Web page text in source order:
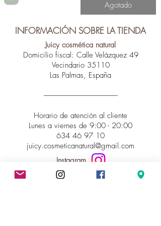
Agotado
INFORMACIÓN SOBRE LA TIENDA
Juicy cosmética natural
Domicilio fiscal: Calle Velázquez 49
Vecindario 35110
Las Palmas, España
-------------------------------------------------
Horario de atención al cliente
Lunes a viernes de 9:00 - 20:00
634 46 97 10
juicy.cosmeticanatural@gmail.com
Instagram
INFORMACIÓN LEGAL